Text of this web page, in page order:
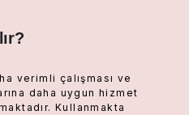
verimli çalışması ve
daha uygun hizmet
Kullanmakta